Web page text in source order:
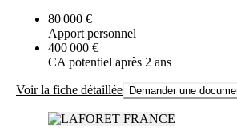
80 000 €
Apport personnel
400 000 €
CA potentiel après 2 ans
Voir la fiche détaillée Demander une